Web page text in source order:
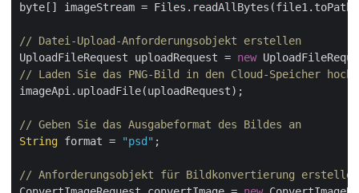
byte[] imageStream =
// Datei-Upload-Anforderungsobjekt erstellen
UploadFileRequest uploadRequest = new
// Laden Sie das PNG-Bild in den Cloud-Speicher hoch
imageApi.uploadFile(uploadRequest);
// Geben Sie das Ausgabeformat des Bildes an
String format = "psd" ;
// Anforderungsobjekt für Bildkonvertierung erstellen